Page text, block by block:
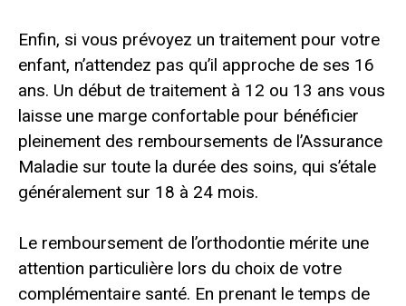
Enfin, si vous prévoyez un traitement pour votre
enfant, n’attendez pas qu’il approche de ses 16
ans. Un début de traitement à 12 ou 13 ans vous
laisse une marge confortable pour bénéficier
pleinement des remboursements de l’Assurance
Maladie sur toute la durée des soins, qui s’étale
généralement sur 18 à 24 mois.
Le remboursement de l’orthodontie mérite une
attention particulière lors du choix de votre
complémentaire santé. En prenant le temps de